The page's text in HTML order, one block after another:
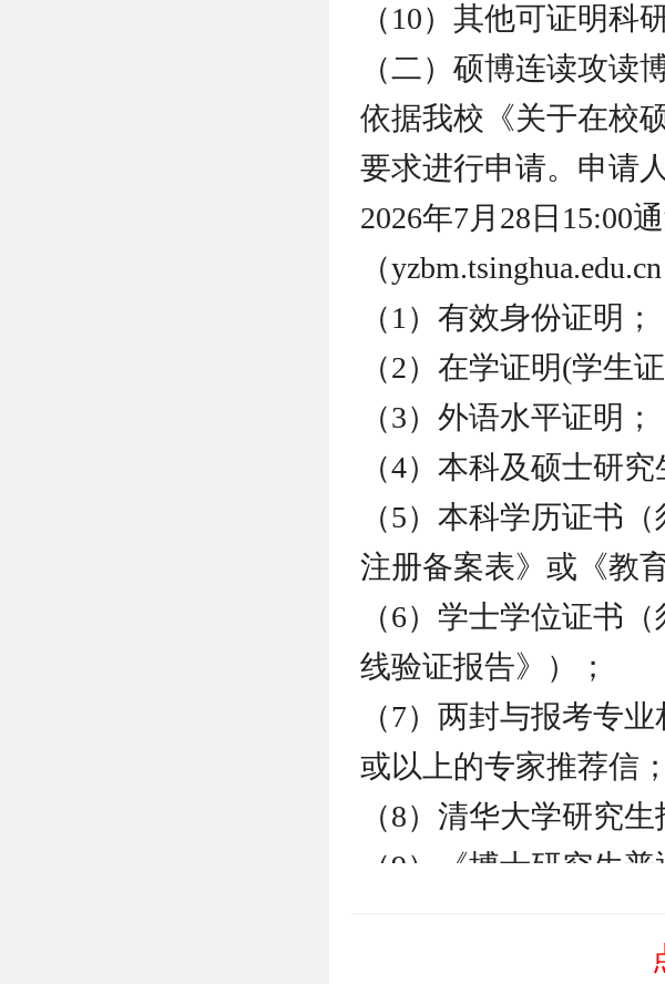
（10）其他可证明科
（二）硕博连读攻读
依据我校《关于在校
要求进行申请。申请
2026年7月28日15:00
（
（1）有效身份证明；
（2）在学证明(学生证
（3）外语水平证明；
（4）本科及硕士研
（5）本科学历证书
注册备案表》或《教
（6）学士学位证书
线验证报告》）；
（7）两封与报考专
或以上的专家推荐信；
（8）清华大学研究
（9）《博士研究生
（10）硕士生导师写